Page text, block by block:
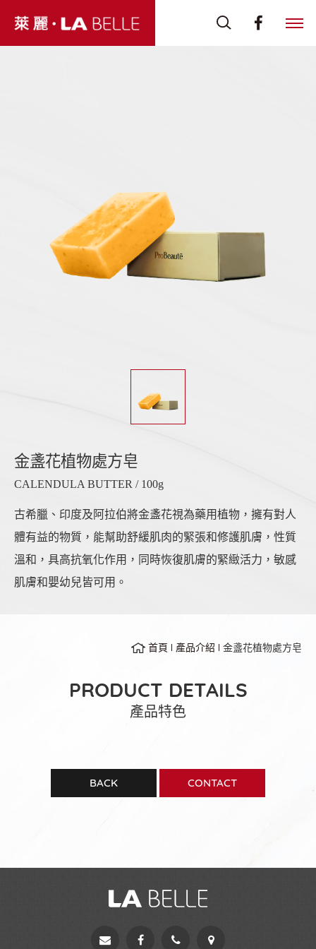
金盞花植物處方皂
CALENDULA BUTTER / 100g
古希臘、印度及阿拉伯將金盞花視為藥用植物，擁有對人
體有益的物質，能幫助舒緩肌肉的緊張和修護肌膚，性質
溫和，具高抗氧化作用，同時恢復肌膚的緊緻活力，敏感
肌膚和嬰幼兒皆可用。
首頁 產品介紹 金盞花植物處方皂
PRODUCT DETAILS
產品特色
BACK CONTACT